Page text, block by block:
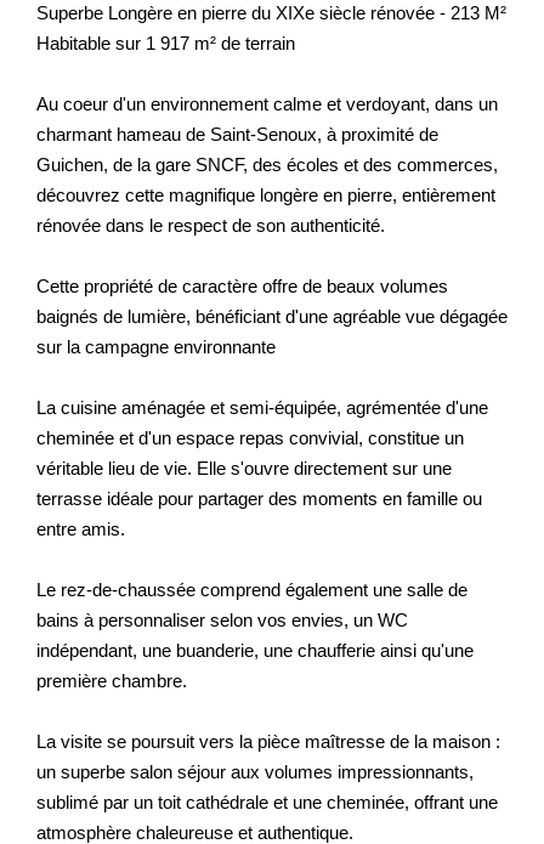
Superbe Longère en pierre du XIXe siècle rénovée - 213 M²
Habitable sur 1 917 m² de terrain
Au coeur d'un environnement calme et verdoyant, dans un
charmant hameau de Saint-Senoux, à proximité de
Guichen, de la gare SNCF, des écoles et des commerces,
découvrez cette magnifique longère en pierre, entièrement
rénovée dans le respect de son authenticité.
Cette propriété de caractère offre de beaux volumes
baignés de lumière, bénéficiant d'une agréable vue dégagée
sur la campagne environnante
La cuisine aménagée et semi-équipée, agrémentée d'une
cheminée et d'un espace repas convivial, constitue un
véritable lieu de vie. Elle s'ouvre directement sur une
terrasse idéale pour partager des moments en famille ou
entre amis.
Le rez-de-chaussée comprend également une salle de
bains à personnaliser selon vos envies, un WC
indépendant, une buanderie, une chaufferie ainsi qu'une
première chambre.
La visite se poursuit vers la pièce maîtresse de la maison :
un superbe salon séjour aux volumes impressionnants,
sublimé par un toit cathédrale et une cheminée, offrant une
atmosphère chaleureuse et authentique.